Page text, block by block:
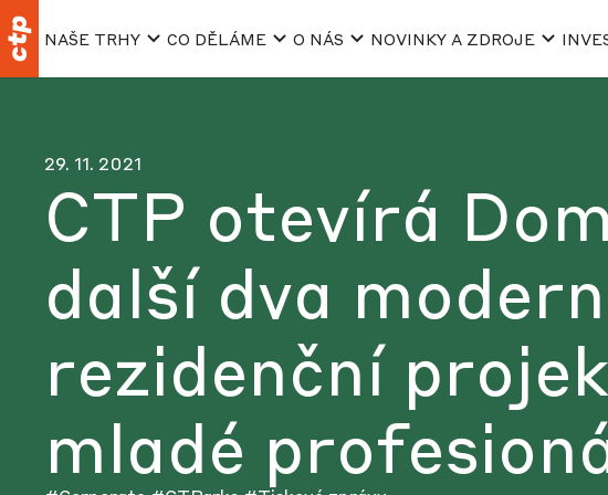
NAŠE TRHY CO DĚLÁME O NÁS NOVINKY A ZDROJE
29. 11. 2021
CTP otevírá
další dva
rezidenční
mladé